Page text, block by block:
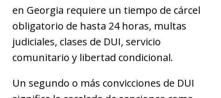
en Georgia requiere un tiempo de cárcel
obligatorio de hasta 24 horas, multas
judiciales, clases de DUI, servicio
comunitario y libertad condicional.
Un segundo o más convicciones de DUI